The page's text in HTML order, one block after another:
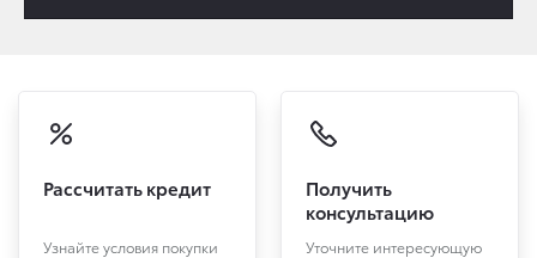
Рассчитать кредит
Узнайте условия покупки
Получить
консультацию
Уточните интересующую